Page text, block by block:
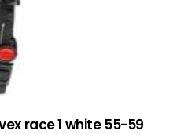
race 1 white 55-59